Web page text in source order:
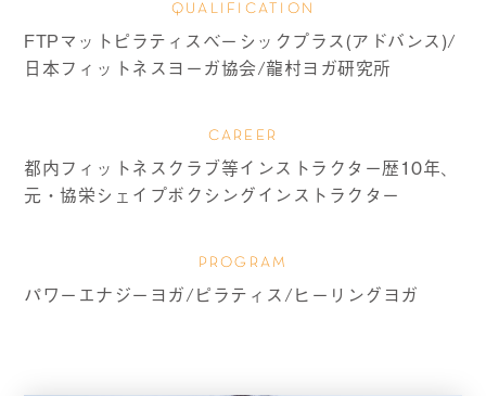
QUALIFICATION
FTPマットピラティスベーシックプラス(アドバンス)/
日本フィットネスヨーガ協会/龍村ヨガ研究所
CAREER
都内フィットネスクラブ等インストラクター歴10年、
元・協栄シェイプボクシングインストラクター
PROGRAM
パワーエナジーヨガ/ピラティス/ヒーリングヨガ